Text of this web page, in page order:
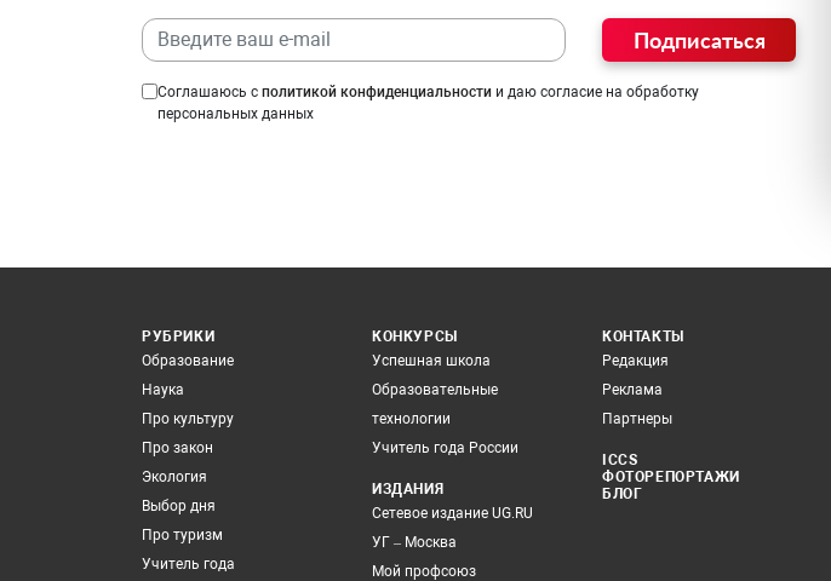
Подписаться
Соглашаюсь с политикой конфиденциальности и даю согласие на обработку
персональных данных
РУБРИКИ
Образование
Наука
Про культуру
Про закон
Экология
Выбор дня
Про туризм
Учитель года
КОНКУРСЫ
Успешная школа
Образовательные
технологии
Учитель года России
ИЗДАНИЯ
Сетевое издание UG.RU
УГ – Москва
Мой профсоюз
КОНТАКТЫ
Редакция
Реклама
Партнеры
ICCS
ФОТОРЕПОРТАЖИ
БЛОГ